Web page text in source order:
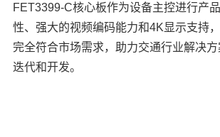
FET3399-C核心板作为设备主控进行产
性、强大的视频编码能力和4K显示支持
完全符合市场需求，助力交通行业解决
迭代和开发。